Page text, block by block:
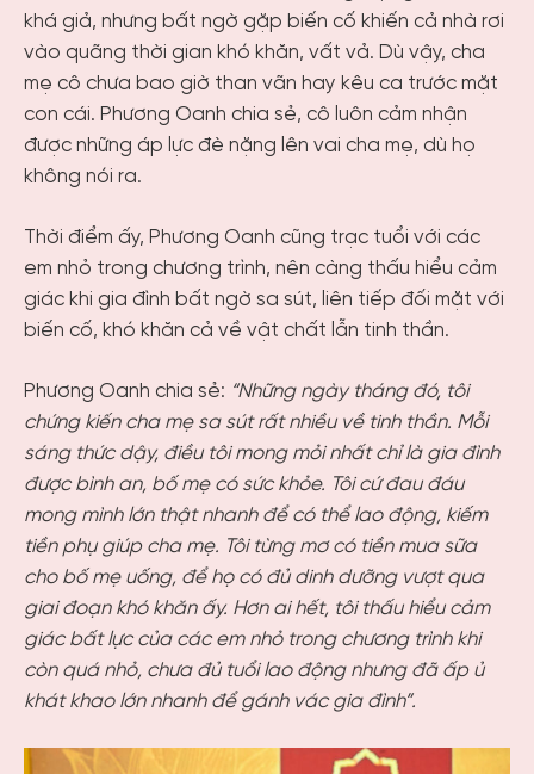
khá giả, nhưng bất ngờ gặp biến cố khiến cả nhà rơi
vào quãng thời gian khó khăn, vất vả. Dù vậy, cha
mẹ cô chưa bao giờ than vãn hay kêu ca trước mặt
con cái. Phương Oanh chia sẻ, cô luôn cảm nhận
được những áp lực đè nặng lên vai cha mẹ, dù họ
không nói ra.
Thời điểm ấy, Phương Oanh cũng trạc tuổi với các
em nhỏ trong chương trình, nên càng thấu hiểu cảm
giác khi gia đình bất ngờ sa sút, liên tiếp đối mặt với
biến cố, khó khăn cả về vật chất lẫn tinh thần.
Phương Oanh chia sẻ: “Những ngày tháng đó, tôi
chứng kiến cha mẹ sa sút rất nhiều về tinh thần. Mỗi
sáng thức dậy, điều tôi mong mỏi nhất chỉ là gia đình
được bình an, bố mẹ có sức khỏe. Tôi cứ đau đáu
mong mình lớn thật nhanh để có thể lao động, kiếm
tiền phụ giúp cha mẹ. Tôi từng mơ có tiền mua sữa
cho bố mẹ uống, để họ có đủ dinh dưỡng vượt qua
giai đoạn khó khăn ấy. Hơn ai hết, tôi thấu hiểu cảm
giác bất lực của các em nhỏ trong chương trình khi
còn quá nhỏ, chưa đủ tuổi lao động nhưng đã ấp ủ
khát khao lớn nhanh để gánh vác gia đình”.